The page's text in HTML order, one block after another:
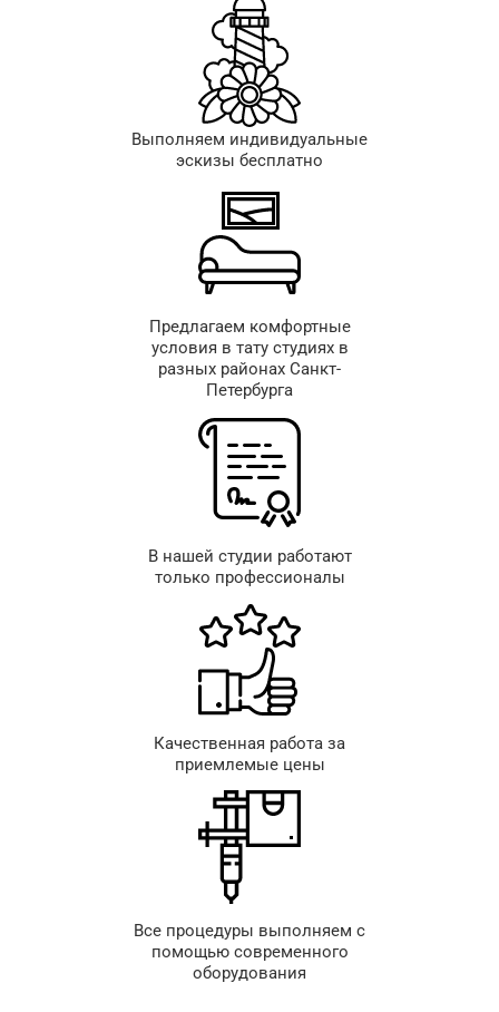
Выполняем индивидуальные
эскизы бесплатно
Предлагаем комфортные
условия в тату студиях в
разных районах Санкт-
Петербурга
В нашей студии работают
только профессионалы
Качественная работа за
приемлемые цены
Все процедуры выполняем с
помощью современного
оборудования